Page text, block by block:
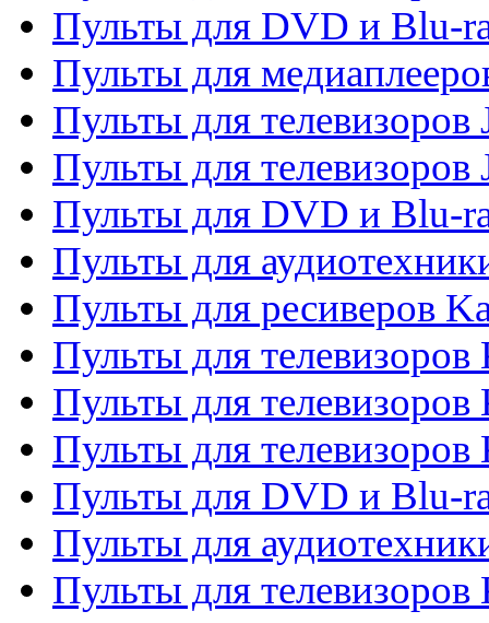
Пульты для DVD и Blu-
Пульты для
Пульты для телевизоров
Пульты для телевизоров
Пульты для DVD и Blu-
Пульты для
Пульты для ресиверов
Пульты для телевизоров
Пульты для телевизоров
Пульты для телевизоров
Пульты для DVD и Blu-
Пульты для
Пульты для